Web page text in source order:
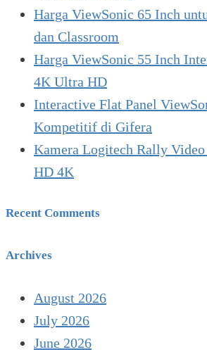
Harga ViewSonic 65 Inch
dan Classroom
Harga ViewSonic 55 Inch
4K Ultra HD
Interactive Flat Panel
Kompetitif di Gifera
Kamera Logitech Rally
HD 4K
Recent Comments
Archives
August 2026
July 2026
June 2026